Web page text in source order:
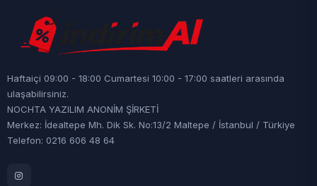
Haftaiçi 09:00 - 18:00 Cumartesi 10:00 - 17:00 saatleri arasında
ulaşabilirsiniz.
NOCHTA YAZILIM ANONİM ŞİRKETİ
Merkez: İdealtepe Mh. Dik Sk. No:13/2 Maltepe / İstanbul / Türkiye
Telefon: 0216 606 48 64